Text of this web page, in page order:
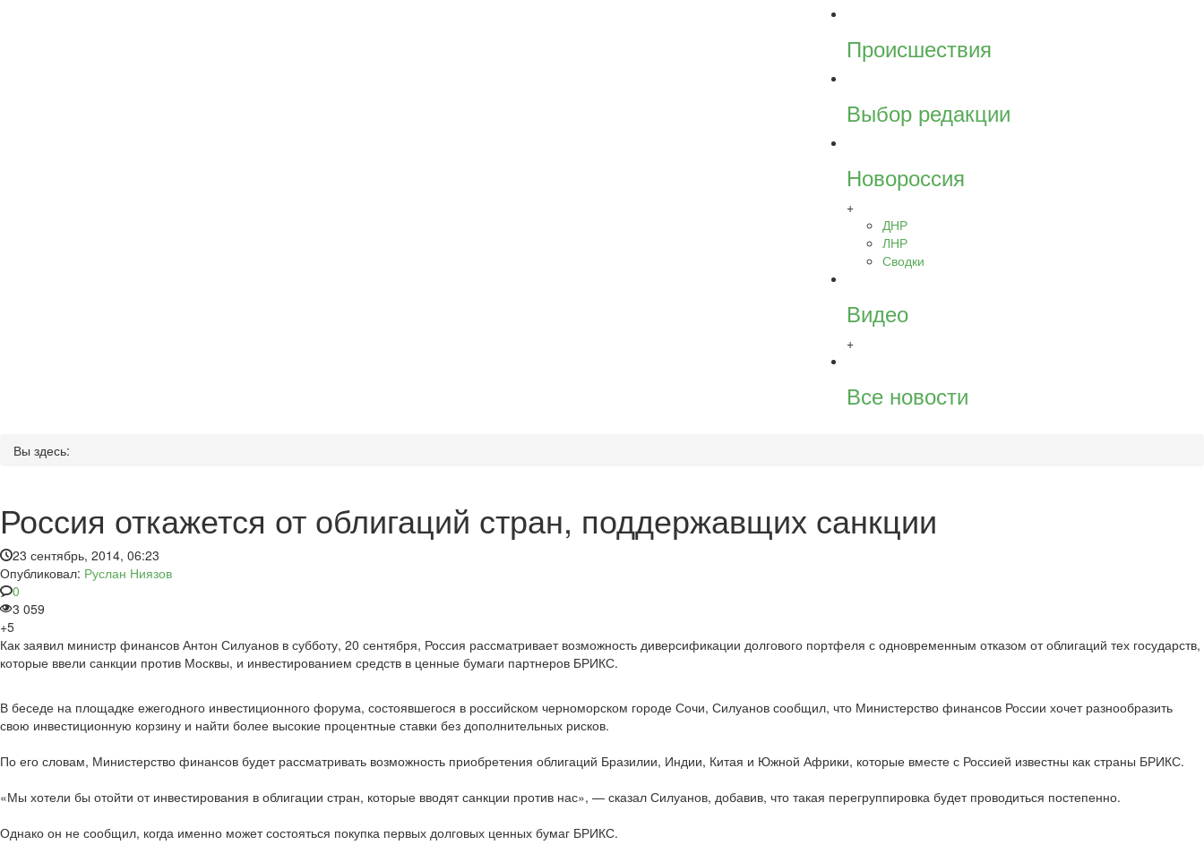
Происшествия
Выбор редакции
Новороссия
+
ДНР
ЛНР
Сводки
Видео
+
Все новости
Вы здесь:
Россия откажется от облигаций стран, поддержавщих санкции
23 сентябрь, 2014, 06:23
Опубликовал: Руслан Ниязов
0
3 059
+5
Как заявил министр финансов Антон Силуанов в субботу, 20 сентября, Россия рассматривает возможность диверсификации долгового портфеля с одновременным отказом от облигаций тех государств,
которые ввели санкции против Москвы, и инвестированием средств в ценные бумаги партнеров БРИКС.
В беседе на площадке ежегодного инвестиционного форума, состоявшегося в российском черноморском городе Сочи, Силуанов сообщил, что Министерство финансов России хочет разнообразить
свою инвестиционную корзину и найти более высокие процентные ставки без дополнительных рисков.
По его словам, Министерство финансов будет рассматривать возможность приобретения облигаций Бразилии, Индии, Китая и Южной Африки, которые вместе с Россией известны как страны БРИКС.
«Мы хотели бы отойти от инвестирования в облигации стран, которые вводят санкции против нас», — сказал Силуанов, добавив, что такая перегруппировка будет проводиться постепенно.
Однако он не сообщил, когда именно может состояться покупка первых долговых ценных бумаг БРИКС.